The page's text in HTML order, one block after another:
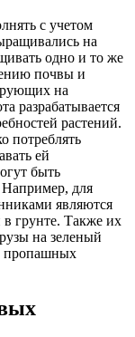
с учетом
на
одно и то же
почвы и
на
разрабатывается
растений.
потреблять
ей
быть
Например, для
являются
грунте. Также их
на зеленый
пропашных